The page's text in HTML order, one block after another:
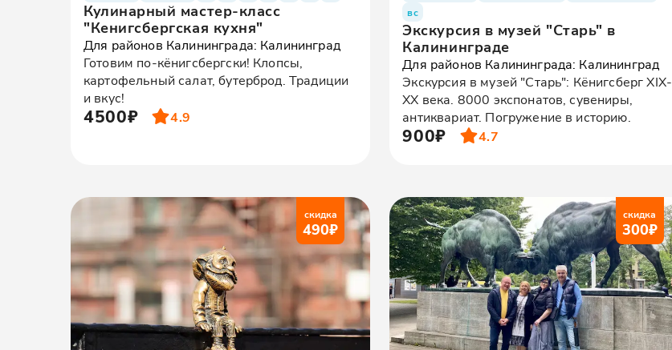
Кулинарный мастер-класс
"Кенигсбергская кухня"
Для районов Калининграда: Калининград
Готовим по-кёнигсбергски! Клопсы,
картофельный салат, бутерброд. Традиции
и вкус!
4500₽ 4.9
вс
Экскурсия в музей "Старь" в
Калининграде
Для районов Калининграда: Калининград
Экскурсия в музей "Старь": Кёнигсберг XIX-
XX века. 8000 экспонатов, сувениры,
антиквариат. Погружение в историю.
900₽ 4.7
скидка
490₽
скидка
300₽